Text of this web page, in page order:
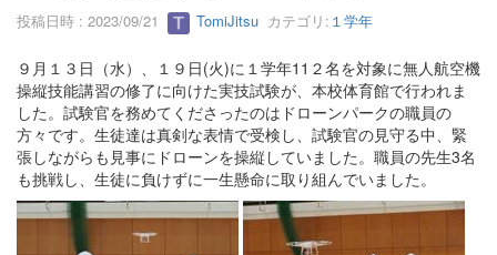
投稿日時 : 2023/09/21 TomiJitsu カテゴリ: １学年
９月１３日（水）、１９日(火)に１学年11２名を対象に無人航空機
操縦技能講習の修了に向けた実技試験が、本校体育館で行われま
した。試験官を務めてくださったのはドローンパークの職員の
方々です。生徒達は真剣な表情で受検し、試験官の見守る中、緊
張しながらも見事にドローンを操縦していました。職員の先生3名
も挑戦し、生徒に負けずに一生懸命に取り組んでいました。